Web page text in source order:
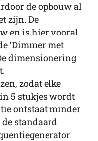
de opbouw al
zijn. De
en is hier vooral
‘Dimmer met
dimensionering
zodat elke
5 stukjes wordt
ontstaat minder
standaard